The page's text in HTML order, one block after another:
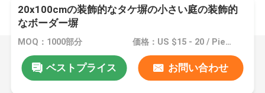
20x100cmの装飾的なタケ塀の小さい庭の装飾的
なボーダー塀
MOQ：1000部分 価格：US $15 - 20 / Pieces
ベストプライス お問い合わせ